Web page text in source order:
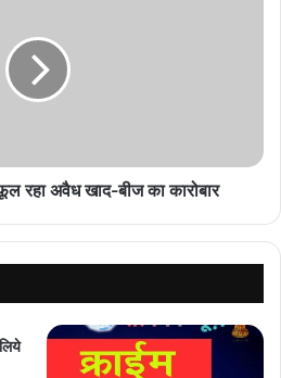
रहा अवैध खाद-बीज का कारोबार